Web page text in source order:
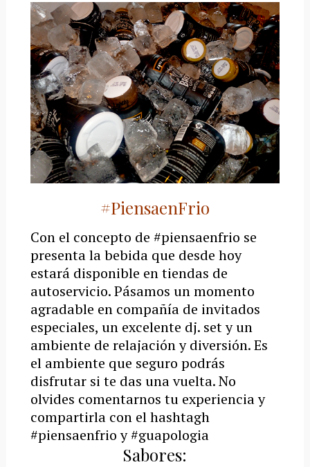
#PiensaenFrio
Con el concepto de #piensaenfrio se
presenta la bebida que desde hoy
estará disponible en tiendas de
autoservicio. Pásamos un momento
agradable en compañía de invitados
especiales, un excelente dj. set y un
ambiente de relajación y diversión. Es
el ambiente que seguro podrás
disfrutar si te das una vuelta. No
olvides comentarnos tu experiencia y
compartirla con el hashtagh
#piensaenfrio y #guapologia
Sabores: